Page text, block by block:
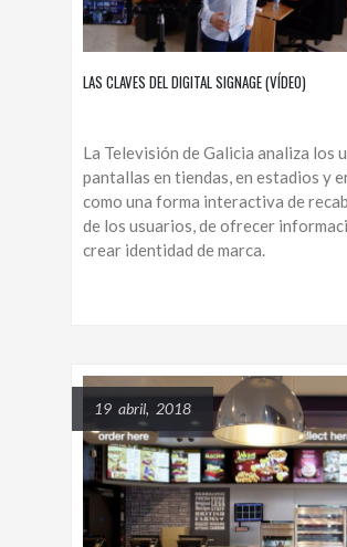
LAS CLAVES DEL DIGITAL SIGNAGE (VÍDEO)
La Televisión de Galicia analiza los
pantallas en tiendas, en estadios y
como una forma interactiva de
de los usuarios, de ofrecer
crear identidad de marca.
19 abril, 2018